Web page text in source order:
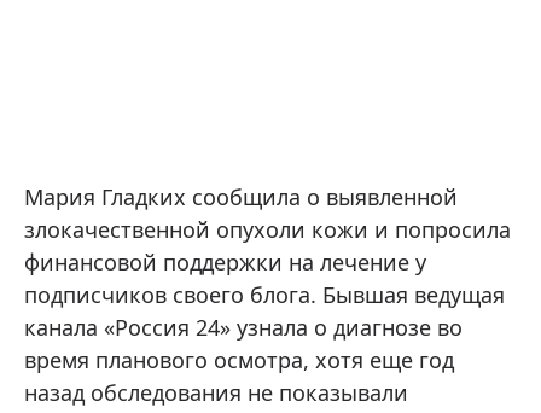
Мария Гладких сообщила о выявленной
злокачественной опухоли кожи и попросила
финансовой поддержки на лечение у
подписчиков своего блога. Бывшая ведущая
канала «Россия 24» узнала о диагнозе во
время планового осмотра, хотя еще год
назад обследования не показывали